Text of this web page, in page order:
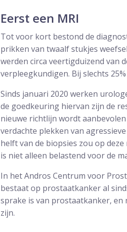
Eerst een MRI
Tot voor kort bestond de
prikken van twaalf stukjes
werden circa veertigduizend van
verpleegkundigen. Bij slechts
Sinds januari 2020 werken
de goedkeuring hiervan zijn de
nieuwe richtlijn wordt
verdachte plekken van
helft van de biopsies zou op
is niet alleen belastend voor de
In het Andros Centrum voor
bestaat op prostaatkanker al
sprake is van prostaatkanker,
zijn.